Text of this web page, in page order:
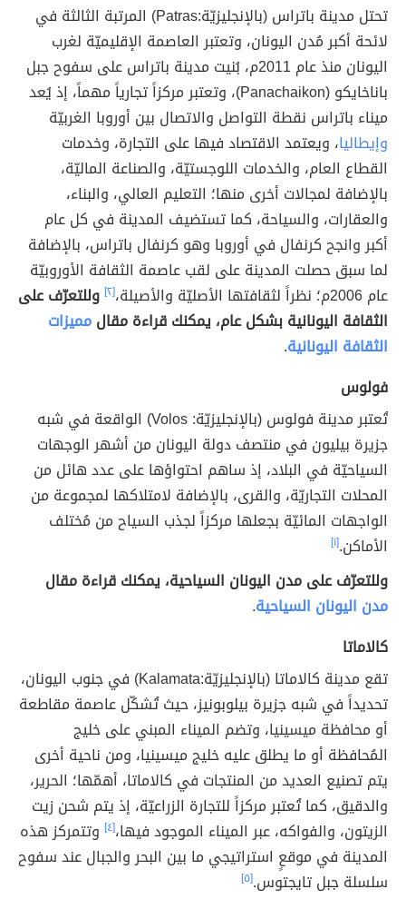
تحتل مدينة باتراس (بالإنجليزيّة:Patras) المرتبة الثالثة في
لائحة أكبر مُدن اليونان، وتعتبر العاصمة الإقليميّة لغرب
اليونان منذ عام 2011م، بُنيت مدينة باتراس على سفوح جبل
باناخايكو (Panachaikon)، وتعتبر مركزاً تجارياً مهماً، إذ يُعد
ميناء باتراس نقطة التواصل والاتصال بين أوروبا الغربيّة
وإيطاليا، ويعتمد الاقتصاد فيها على التجارة، وخدمات
القطاع العام، والخدمات اللوجستيّة، والصناعة الماليّة،
بالإضافة لمجالات أخرى منها؛ التعليم العالي، والبناء،
والعقارات، والسياحة، كما تستضيف المدينة في كل عام
أكبر وانجح كرنفال في أوروبا وهو كرنفال باتراس، بالإضافة
لما سبق حصلت المدينة على لقب عاصمة الثقافة الأوروبيّة
عام 2006م؛ نظراً لثقافتها الأصليّة والأصيلة،
[٢]
وللتعرّف على
الثقافة اليونانية بشكل عام، يمكنك قراءة مقالمميزات
الثقافة اليونانية.
فولوس
تُعتبر مدينة فولوس (بالإنجليزيّة: Volos) الواقعة في شبه
جزيرة بيليون في منتصف دولة اليونان من أشهر الوجهات
السياحيّة في البلاد، إذ ساهم احتواؤها على عدد هائل من
المحلات التجاريّة، والقرى، بالإضافة لامتلاكها لمجموعة من
الواجهات المائيّة بجعلها مركزاً لجذب السياح من مُختلف
الأماكن.[١]
وللتعرّف على مدن اليونان السياحية، يمكنك قراءة مقال
مدن اليونان السياحية.
كالاماتا
تقع مدينة كالاماتا (بالإنجليزيّة:Kalamata) في جنوب اليونان،
تحديداً في شبه جزيرة بيلوبونيز، حيث تُشكّل عاصمة مقاطعة
أو محافظة ميسينيا، وتضم الميناء المبني على خليج
المُحافظة أو ما يطلق عليه خليج ميسينيا، ومن ناحية أخرى
يتم تصنيع العديد من المنتجات في كالاماتا، أهمّها؛ الحرير،
والدقيق، كما تُعتبر مركزاً للتجارة الزراعيّة، إذ يتم شحن زيت
الزيتون، والفواكه، عبر الميناء الموجود فيها،[٤]
وتتمركز هذه
المدينة في موقعٍ استراتيجي ما بين البحر والجبال عند سفوح
سلسلة جبل تايجتوس.[٥]